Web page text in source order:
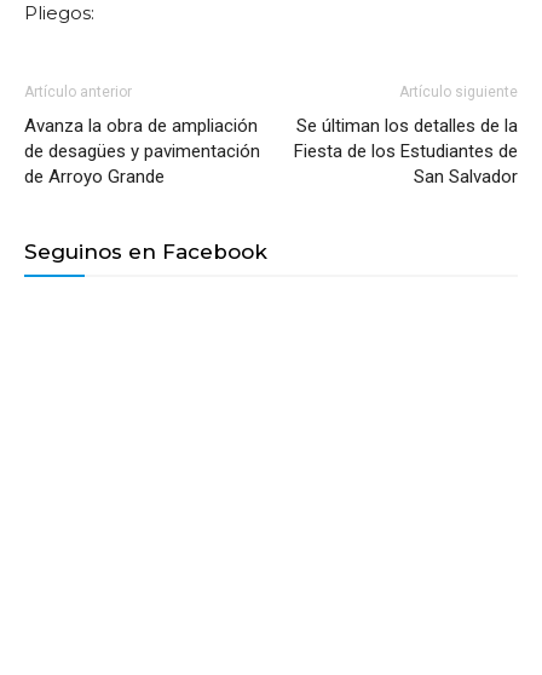
Pliegos:
Artículo anterior
Avanza la obra de ampliación
de desagües y pavimentación
de Arroyo Grande
Artículo siguiente
Se últiman los detalles de la
Fiesta de los Estudiantes de
San Salvador
Seguinos en Facebook